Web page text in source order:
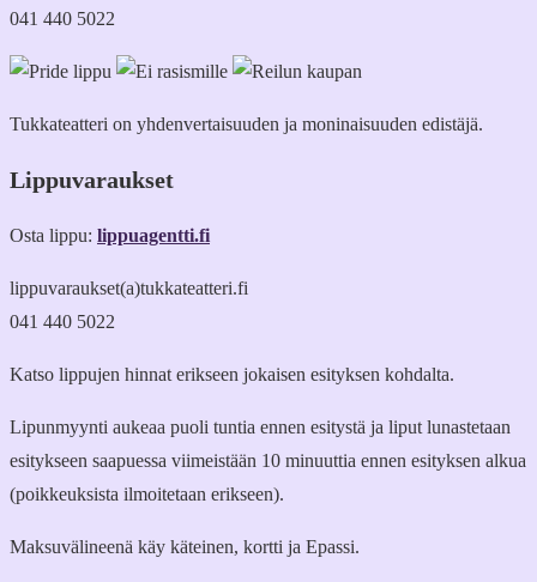
041 440 5022
Tukkateatteri on yhdenvertaisuuden ja moninaisuuden edistäjä.
Lippuvaraukset
Osta lippu: lippuagentti.fi
lippuvaraukset(a)tukkateatteri.fi
041 440 5022
Katso lippujen hinnat erikseen jokaisen esityksen kohdalta.
Lipunmyynti aukeaa puoli tuntia ennen esitystä ja liput lunastetaan
esitykseen saapuessa viimeistään 10 minuuttia ennen esityksen alkua
(poikkeuksista ilmoitetaan erikseen).
Maksuvälineenä käy käteinen, kortti ja Epassi.